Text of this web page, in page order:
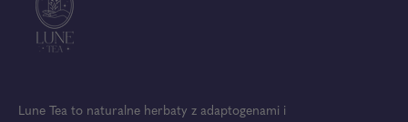
Lune Tea to naturalne herbaty z adaptogenami i